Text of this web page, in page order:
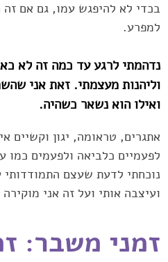
בכדי לא להיפגש עמו, גם אם זה
למפרע.
נדהמתי לרגע עד כמה זה לא
וליהנות ‏מעצמתי. זאת אני
ואילו הוא נשאר כשהיה.‏
אתגרים, טראומה, יגון וקשיים
לפעמיים כלביאה ולפעמים ‏כמו
נוכחתי לדעת שעצם התמודדותי
‏ועיצבה אותי ועל זה אני
זמני משבר: